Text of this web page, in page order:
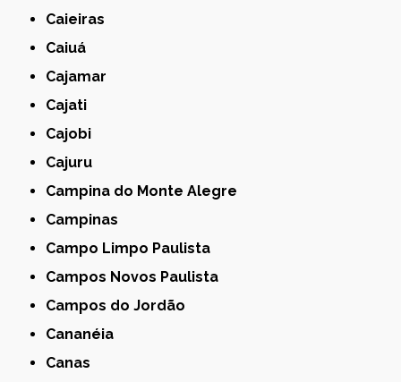
Caieiras
Caiuá
Cajamar
Cajati
Cajobi
Cajuru
Campina do Monte Alegre
Campinas
Campo Limpo Paulista
Campos Novos Paulista
Campos do Jordão
Cananéia
Canas